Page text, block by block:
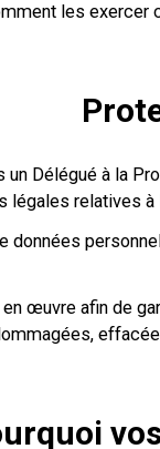
les exercer
Délégué à la
relatives
œuvre afin de